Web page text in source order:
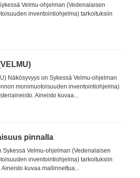
Velmu-ohjelman (Vedenalaisen
inventointiohjelma) tarkoituksiin
Näkösyvyys on Sykessä Velmu-ohjelman
monimuotoisuuden inventointiohjelma)
Aineisto kuvaa...
pinnalla
Velmu-ohjelman (Vedenalaisen
inventointiohjelma) tarkoituksiin
kuvaa mallinnettua...